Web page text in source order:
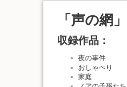
「声の網
収録作品：
夜の事件
おしゃべり
家庭